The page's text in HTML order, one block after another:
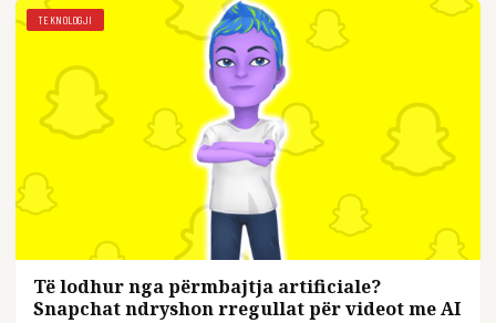
TEKNOLOGJI
Të lodhur nga përmbajtja artificiale?
Snapchat ndryshon rregullat për videot me AI